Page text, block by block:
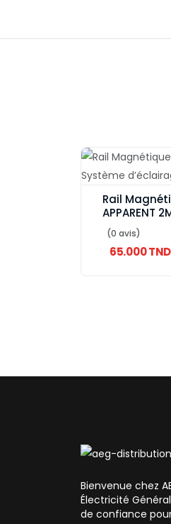
Rail
APPARENT
d’éclairage
48V
(0 avis)
65.000 TND
Bienvenue chez
Électricité
de confiance